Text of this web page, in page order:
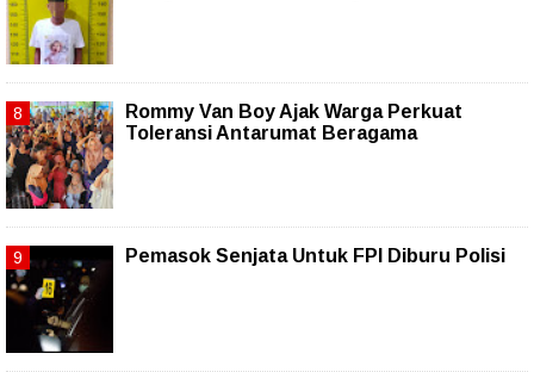
Rommy Van Boy Ajak Warga Perkuat
Toleransi Antarumat Beragama
Pemasok Senjata Untuk FPI Diburu Polisi